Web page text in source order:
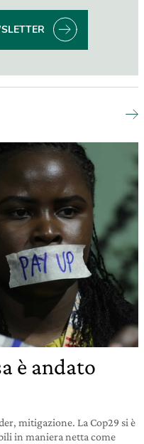
è andato
mitigazione. La Cop29 si è
in maniera netta come